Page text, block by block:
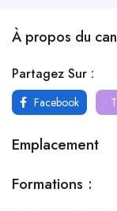
À propos du
Partagez Sur :
Facebook
Emplacement
Formations :